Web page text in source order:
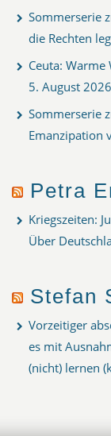
Sommerserie
die Rechten
Ceuta:
5. August 2026
Sommerserie
Emanzipation
Petra
Kriegszeiten:
Über
Stefan
Vorzeitiger
es mit
(nicht) lernen